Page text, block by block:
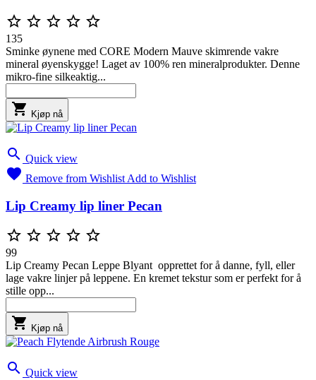
    
135
Sminke øynene med CORE Modern Mauve skimrende vakre
mineral øyenskygge! Laget av 100% ren mineralprodukter. Denne
mikro-fine silkeaktig...
 Kjøp nå
 Quick view
 Remove from Wishlist Add to Wishlist
Lip Creamy lip liner Pecan
    
99
Lip Creamy Pecan Leppe Blyant opprettet for å danne, fyll, eller
lage vakre linjer på leppene. En kremet tekstur som er perfekt for å
stille opp...
 Kjøp nå
 Quick view